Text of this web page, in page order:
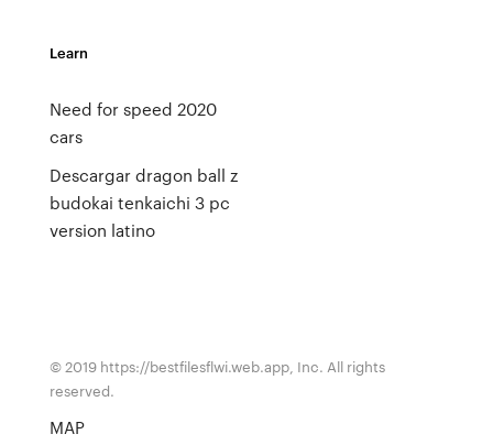
Learn
Need for speed 2020
cars
Descargar dragon ball z
budokai tenkaichi 3 pc
version latino
© 2019 https://bestfilesflwi.web.app, Inc. All rights
reserved.
MAP